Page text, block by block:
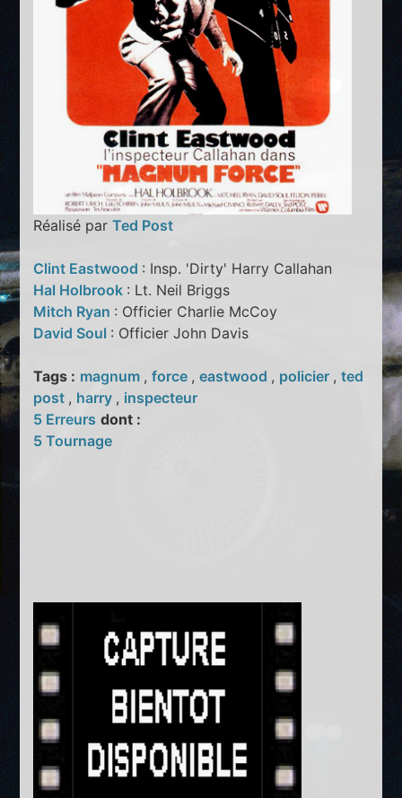
Réalisé parTed Post
Clint Eastwood : Insp. 'Dirty' Harry Callahan
Hal Holbrook : Lt. Neil Briggs
Mitch Ryan : Officier Charlie McCoy
David Soul : Officier John Davis
Tags : magnum ,force ,eastwood , policier ,ted
post , harry , inspecteur
5 Erreurs dont :
5 Tournage